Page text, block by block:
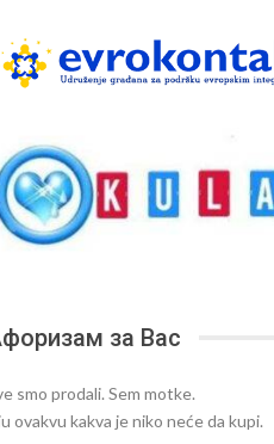
за Вас
smo prodali. Sem motke.
ovakvu kakva je niko neće da kupi.